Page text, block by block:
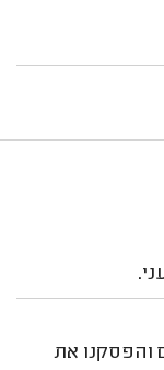
והפסקנו את